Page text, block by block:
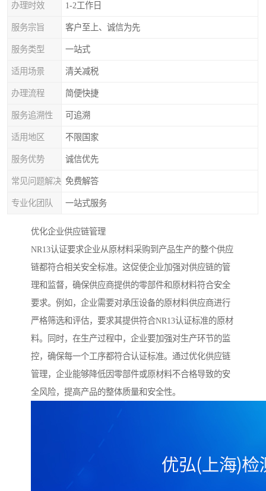
办理时效 1-2工作日
服务宗旨 客户至上、诚信为先
服务类型 一站式
适用场景 清关减税
办理流程 简便快捷
服务追溯性 可追溯
适用地区 不限国家
服务优势 诚信优先
常见问题解决 免费解答
专业化团队 一站式服务
优化企业供应链管理
NR13认证要求企业从原材料采购到产品生产的整个供应
链都符合相关安全标准。这促使企业加强对供应链的管
理和监督，确保供应商提供的零部件和原材料符合安全
要求。例如，企业需要对承压设备的原材料供应商进行
严格筛选和评估，要求其提供符合NR13认证标准的原材
料。同时，在生产过程中，企业要加强对生产环节的监
控，确保每一个工序都符合认证标准。通过优化供应链
管理，企业能够降低因零部件或原材料不合格导致的安
全风险，提高产品的整体质量和安全性。